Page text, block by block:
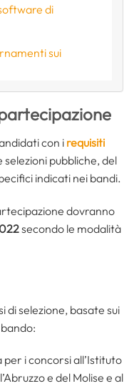
di
sui
con i requisiti
selezioni pubbliche, del
indicati nei bandi.
dovranno
secondo le modalità
di selezione, basate sui
i concorsi all’Istituto
e del Molise e al